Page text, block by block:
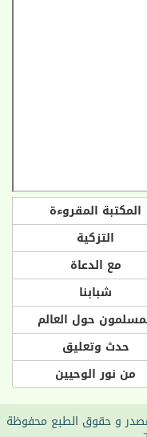
المكتبة المقروءة
التزكية
مع الدعاة
شبابنا
حول العالم
حدث وتعليق
من نور الوحيين
و حقوق الطبع محفوظة